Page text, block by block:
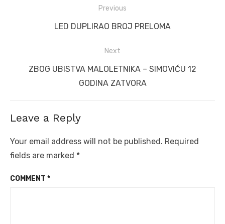
navigation
Previous
Previous
LED DUPLIRAO BROJ PRELOMA
Next
NextZBOG UBISTVA MALOLETNIKA – SIMOVIĆU 12
GODINA ZATVORA
Leave a Reply
Your email address will not be published. Required
fields are marked *
COMMENT *